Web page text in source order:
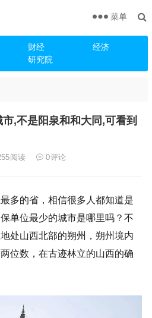
财经
经济
研究院
菜单
,不是阳泉和和大同,可看到
阅读 0评论
多的省，相信很多人都知道是
单位最少的城市是哪里吗？不
处山西北部的朔州，朔州境内
位数，在古迹林立的山西的确